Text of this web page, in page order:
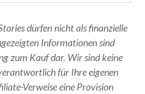
dürfen nicht als finanzielle
Informationen sind
zum Kauf dar. Wir sind keine
für Ihre eigenen
Verweise eine Provision